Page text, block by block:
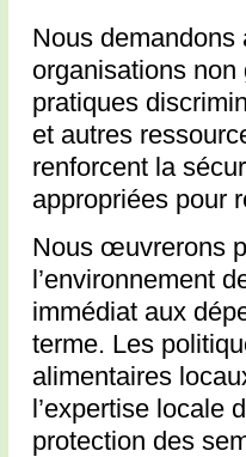
Nous demandons
organisations
pratiques
et autres
renforcent la
appropriées pour
Nous œuvrerons
l’environnement
immédiat aux
terme. Les
alimentaires
l’expertise locale
protection des